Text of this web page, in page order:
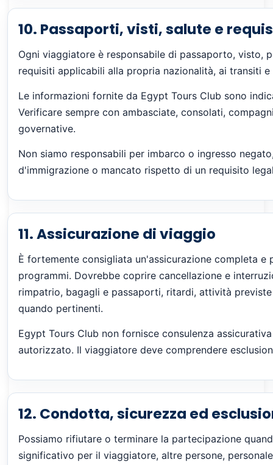
10. Passaporti, visti, salute e
Ogni viaggiatore è responsabile di passaporto, visto,
requisiti applicabili alla propria nazionalità, ai transiti
Le informazioni fornite da Egypt Tours Club sono
Verificare sempre con ambasciate, consolati,
governative.
Non siamo responsabili per imbarco o ingresso
d'immigrazione o mancato rispetto di un requisito
11. Assicurazione di viaggio
È fortemente consigliata un'assicurazione completa e
programmi. Dovrebbe coprire cancellazione e
rimpatrio, bagagli e passaporti, ritardi, attività
quando pertinenti.
Egypt Tours Club non fornisce consulenza
autorizzato. Il viaggiatore deve comprendere
12. Condotta, sicurezza ed
Possiamo rifiutare o terminare la partecipazione
significativo per il viaggiatore, altre persone,